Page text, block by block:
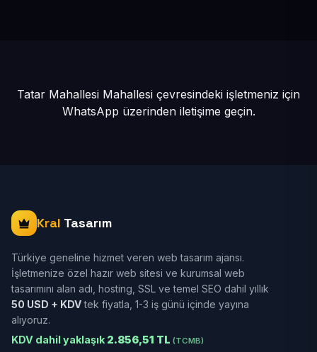
Tatar Mahallesi Mahallesi çevresindeki işletmeniz için
WhatsApp üzerinden iletişime geçin.
Kral Tasarım
Türkiye geneline hizmet veren web tasarım ajansı.
İşletmenize özel hazır web sitesi ve kurumsal web
tasarımını alan adı, hosting, SSL ve temel SEO dahil yıllık
50 USD + KDVtek fiyatla, 1-3 iş günü içinde yayına
alıyoruz.
KDV dahil yaklaşık 2.856,51 TL (TCMB)